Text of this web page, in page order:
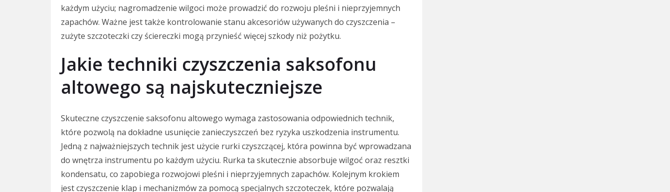
każdym użyciu; nagromadzenie wilgoci może prowadzić do rozwoju pleśni i nieprzyjemnych
zapachów. Ważne jest także kontrolowanie stanu akcesoriów używanych do czyszczenia –
zużyte szczoteczki czy ściereczki mogą przynieść więcej szkody niż pożytku.
Jakie techniki czyszczenia saksofonu
altowego są najskuteczniejsze
Skuteczne czyszczenie saksofonu altowego wymaga zastosowania odpowiednich technik,
które pozwolą na dokładne usunięcie zanieczyszczeń bez ryzyka uszkodzenia instrumentu.
Jedną z najważniejszych technik jest użycie rurki czyszczącej, która powinna być wprowadzana
do wnętrza instrumentu po każdym użyciu. Rurka ta skutecznie absorbuje wilgoć oraz resztki
kondensatu, co zapobiega rozwojowi pleśni i nieprzyjemnych zapachów. Kolejnym krokiem
jest czyszczenie klap i mechanizmów za pomocą specjalnych szczoteczek, które pozwalają